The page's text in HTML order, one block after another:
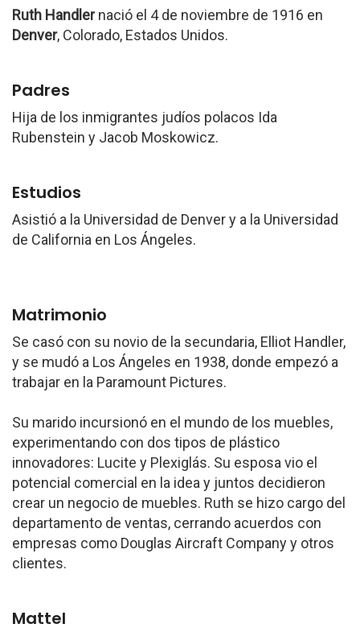
Ruth Handlernació el 4 de noviembre de 1916 en
Denver, Colorado, Estados Unidos.
Padres
Hija de los inmigrantes judíos polacos Ida
Rubenstein y Jacob Moskowicz.
Estudios
Asistió a la Universidad de Denver y a la Universidad
de California en Los Ángeles.
Matrimonio
Se casó con su novio de la secundaria, Elliot Handler,
y se mudó a Los Ángeles en 1938, donde empezó a
trabajar en la Paramount Pictures.
Su marido incursionó en el mundo de los muebles,
experimentando con dos tipos de plástico
innovadores: Lucite y Plexiglás. Su esposa vio el
potencial comercial en la idea y juntos decidieron
crear un negocio de muebles. Ruth se hizo cargo del
departamento de ventas, cerrando acuerdos con
empresas como Douglas Aircraft Company y otros
clientes.
Mattel